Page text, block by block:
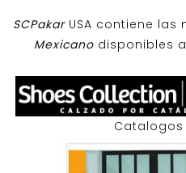
SCPakar USA contiene
Mexicanodisponibles
Catalogos